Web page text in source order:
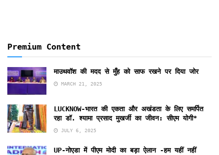
Premium Content
माउथवॉश की मदद से मुँह को साफ रखने पर दिया जोर
MARCH 21, 2025
LUCKNOW-भारत की एकता और अखंडता के लिए समर्पित
रहा डॉ. श्यामा प्रसाद मुखर्जी का जीवन: सीएम योगी*
JULY 6, 2025
UP-नोएडा में पीएम मोदी का बड़ा ऐलान -हम यहीं नहीं